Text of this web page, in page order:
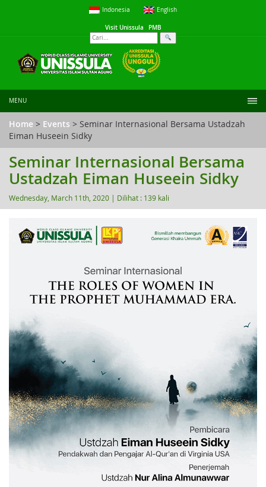
Indonesia English
Visit Unissula PMB
MENU
Home > Events > Seminar Internasional Bersama Ustadzah
Eiman Huseein Sidky
Seminar Internasional Bersama
Ustadzah Eiman Huseein Sidky
Wednesday, March 11th, 2020 | Dilihat : 139 kali